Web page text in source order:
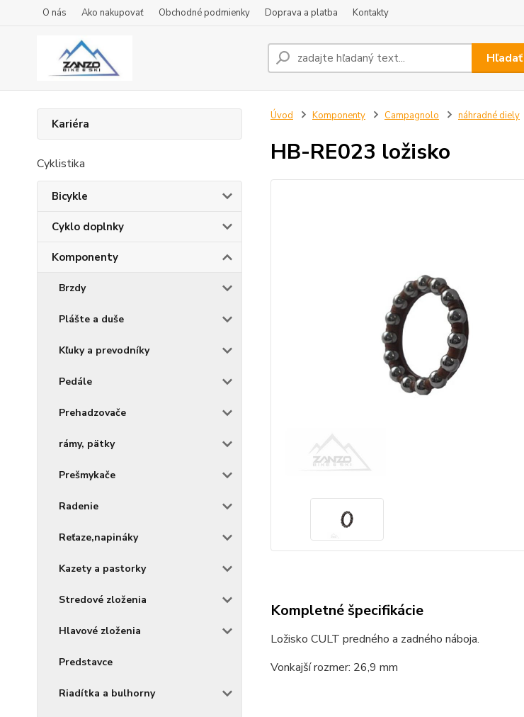
O nás Ako nakupovať Obchodné podmienky Doprava a platba Kontakty
Hľadať
Kariéra
Cyklistika
Bicykle
Cyklo doplnky
Komponenty
Brzdy
Plášte a duše
Kľuky a prevodníky
Pedále
Prehadzovače
rámy, pätky
Prešmykače
Radenie
Reťaze,napináky
Kazety a pastorky
Stredové zloženia
Hlavové zloženia
Predstavce
Riadítka a bulhorny
Úvod Komponenty Campagnolo náhradné diely
HB-RE023 ložisko
Kompletné špecifikácie
Ložisko CULT predného a zadného náboja.
Vonkajší rozmer: 26,9 mm